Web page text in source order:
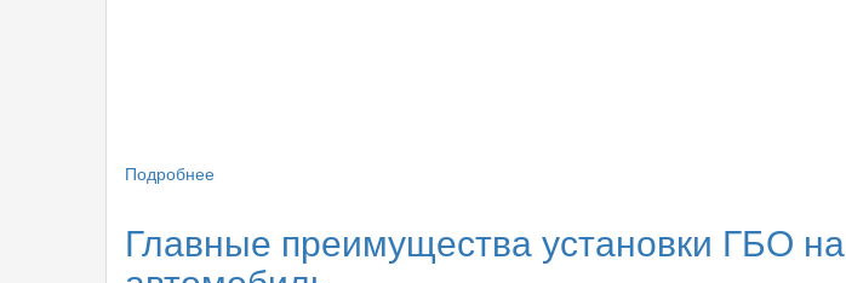
Подробнее
газа
Главные преимущества установки ГБО на